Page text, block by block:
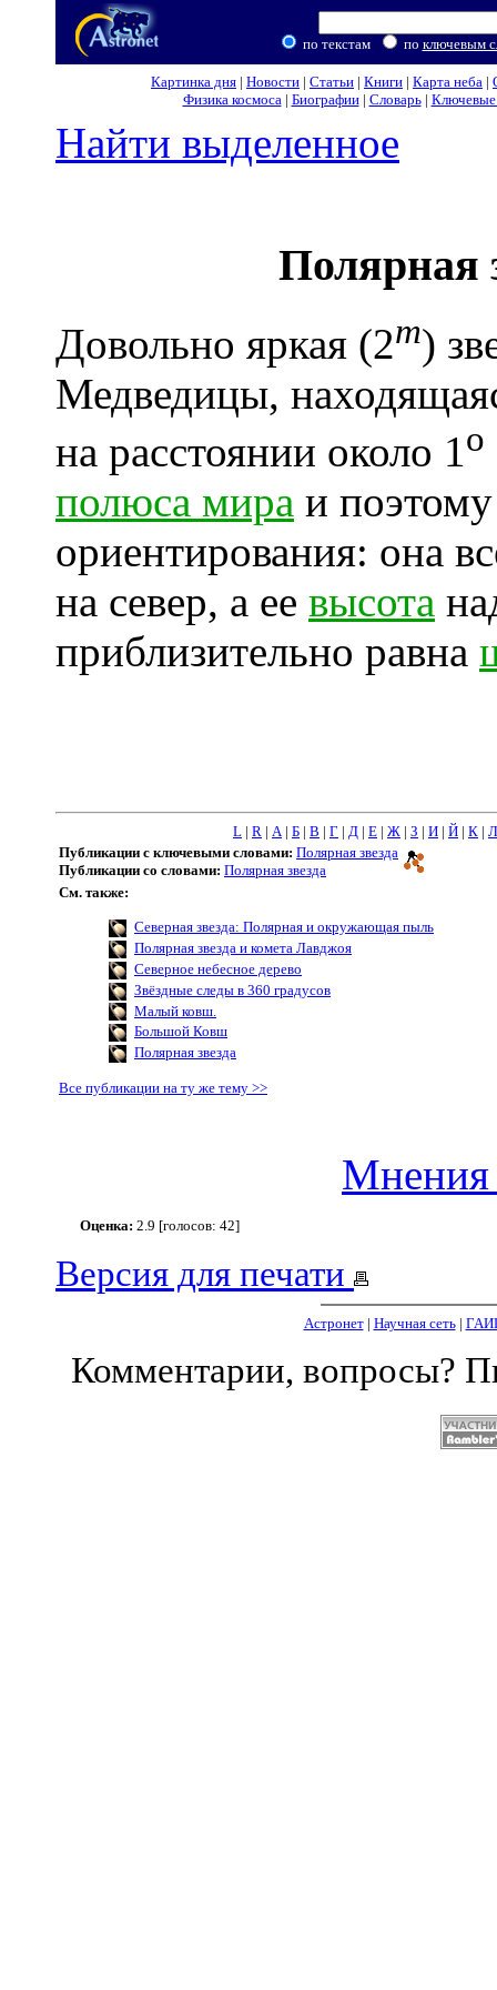
по текстам по ключевым
Картинка дня | Новости | Статьи | Книги | Карта неба |
Физика космоса| Биографии| Словарь| Ключевые
Найти выделенное
Полярная
Довольно яркая (2m)
Медведицы,
на расстоянии около 1o
полюса мира и
ориентирования: она
на север, а ее высота
приблизительно равна
L | R | А| Б | В | Г | Д | Е | Ж | З | И | Й | К | Л
Публикации с ключевыми словами: Полярная звезда
Публикации со словами: Полярная звезда
См. также:
Северная звезда: Полярная и окружающая пыль
Полярная звезда и комета Лавджоя
Северное небесное дерево
Звёздные следы в 360 градусов
Малый ковш.
Большой Ковш
Полярная звезда
Все публикации на ту же тему >>
Мнения
Оценка: 2.9 [голосов: 42]
Версия для печати
Астронет| Научная сеть|
Комментарии, вопросы?